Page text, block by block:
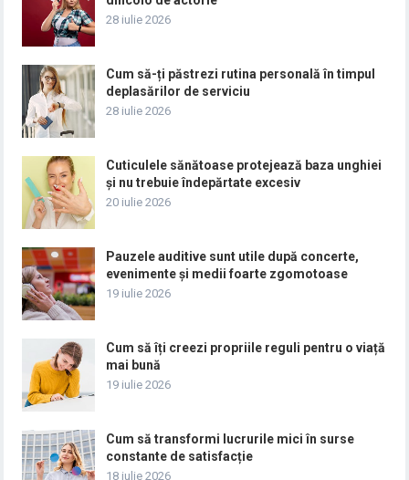
28 iulie 2026
Cum să-ți păstrezi rutina personală în timpul
deplasărilor de serviciu
28 iulie 2026
Cuticulele sănătoase protejează baza unghiei
și nu trebuie îndepărtate excesiv
20 iulie 2026
Pauzele auditive sunt utile după concerte,
evenimente și medii foarte zgomotoase
19 iulie 2026
Cum să îți creezi propriile reguli pentru o viață
mai bună
19 iulie 2026
Cum să transformi lucrurile mici în surse
constante de satisfacție
18 iulie 2026